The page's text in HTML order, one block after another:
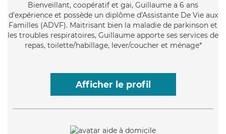
Bienveillant, coopératif et gai, Guillaume a 6 ans
d'expérience et possède un diplôme d'Assistante De Vie aux
Familles (ADVF). Maitrisant bien la maladie de parkinson et
les troubles respiratoires, Guillaume apporte ses services de
repas, toilette/habillage, lever/coucher et ménage*
Afficher le profil